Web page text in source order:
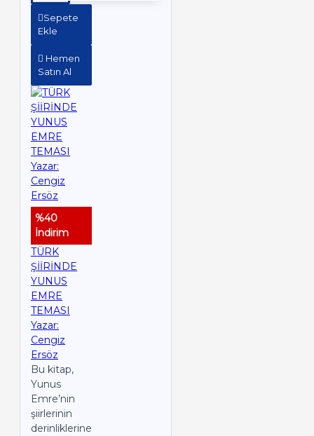
Sepete
Ekle
Hemen
Satın Al
%40
İndirim
TÜRK
ŞİİRİNDE
YUNUS
EMRE
TEMASI
Yazar:
Cengiz
Ersöz
Bu kitap,
Yunus
Emre’nin
şiirlerinin
derinliklerine